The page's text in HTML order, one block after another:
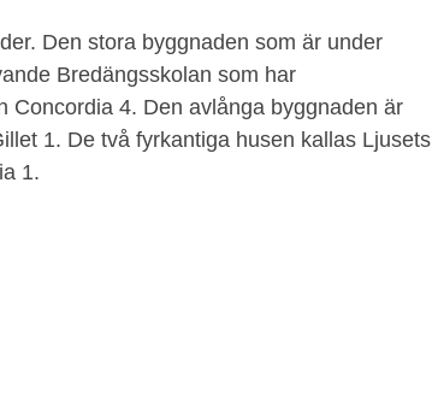
Den stora byggnaden som är under
Bredängsskolan som har
Concordia 4. Den avlånga byggnaden är
1. De två fyrkantiga husen kallas Ljusets
1.